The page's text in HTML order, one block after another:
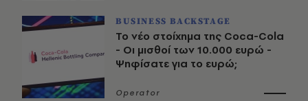
BUSINESS BACKSTAGE
Το νέο στοίχημα της Coca-Cola
- Οι μισθοί των 10.000 ευρώ -
Ψηφίσατε για το ευρώ;
Operator